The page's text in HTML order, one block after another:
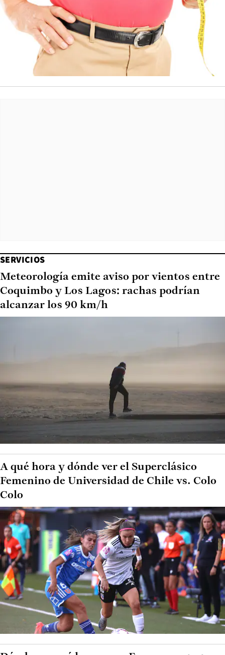
SERVICIOS
Meteorología emite aviso por vientos entre
Coquimbo y Los Lagos: rachas podrían
alcanzar los 90 km/h
A qué hora y dónde ver el Superclásico
Femenino de Universidad de Chile vs. Colo
Colo